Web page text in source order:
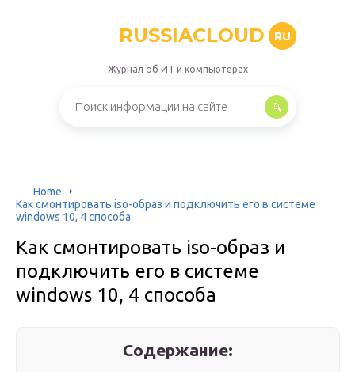
RUSSIACLOUD RU
Журнал об ИТ и компьютерах
Home
Как смонтировать iso-образ и подключить его в системе
windows 10, 4 способа
Как смонтировать iso-образ и
подключить его в системе
windows 10, 4 способа
Содержание: